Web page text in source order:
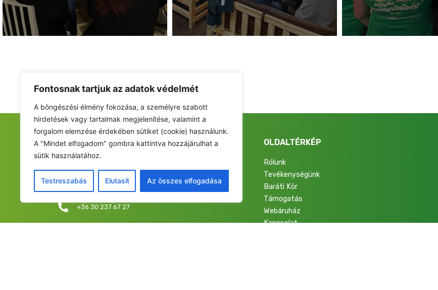
Fontosnak tartjuk az adatok védelmét
A böngészési élmény fokozása, a személyre szabott
hirdetések vagy tartalmak megjelenítése, valamint a
forgalom elemzése érdekében sütiket (cookie) használunk.
A "Mindet elfogadom" gombra kattintva hozzájárulhat a
sütik használatához.
Testreszabás Elutasít Az összes elfogadása
FIATALOK A NEMZETÉRT ALAPÍTVÁNY
Levelezési cím/iroda: 1053 Budapest, Curia utca 4.
info@fiatalokanemzetert.hu
+36 30 237 67 27
OLDALTÉRKÉP
Rólunk
Tevékenységünk
Baráti Kör
Támogatás
Webáruház
Kapcsolat